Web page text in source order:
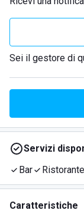
Sei il gestore di
Servizi
Bar
Ristorante
Caratteristiche